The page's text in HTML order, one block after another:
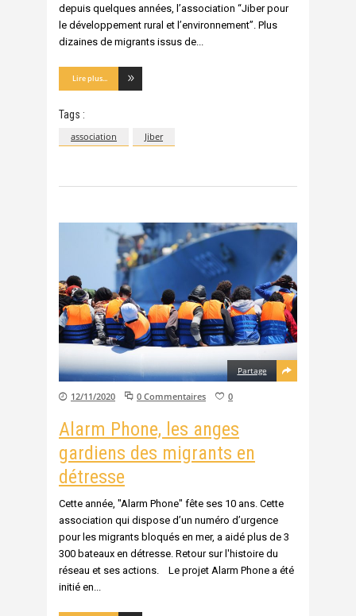
depuis quelques années, l’association “Jiber pour
le développement rural et l’environnement”. Plus
dizaines de migrants issus de
Lire plus...
Tags :
association Jiber
Partage
12/11/2020 0 Commentaires 0
Alarm Phone, les anges
gardiens des migrants en
détresse
Cette année, "Alarm Phone" fête ses 10 ans. Cette
association qui dispose d’un numéro d’urgence
pour les migrants bloqués en mer, a aidé plus de 3
300 bateaux en détresse. Retour sur l'histoire du
réseau et ses actions. Le projet Alarm Phone a été
initié en